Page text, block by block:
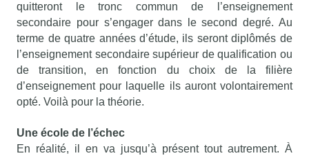
quitteront le tronc commun de l’enseignement
secondaire pour s’engager dans le second degré. Au
terme de quatre années d’étude, ils seront diplômés de
l’enseignement secondaire supérieur de qualification ou
de transition, en fonction du choix de la filière
d’enseignement pour laquelle ils auront volontairement
opté. Voilà pour la théorie.
Une école de l’échec
En réalité, il en va jusqu’à présent tout autrement. À